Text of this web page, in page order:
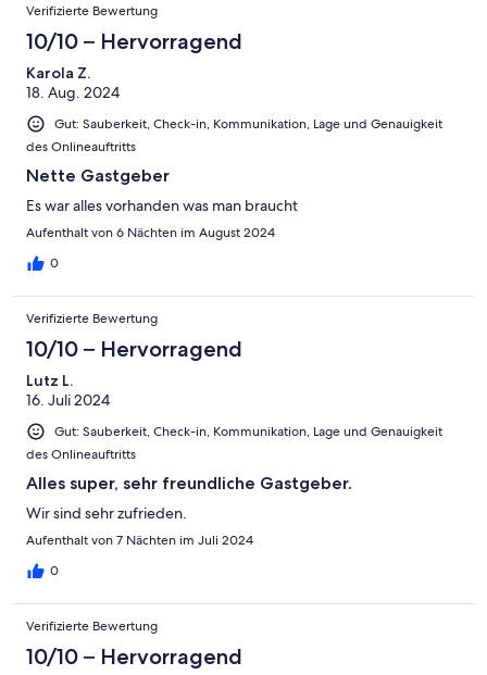
Verifizierte Bewertung
10/10 – Hervorragend
Karola Z.
18. Aug. 2024
Gut: Sauberkeit, Check-in, Kommunikation, Lage und Genauigkeit
des Onlineauftritts
Nette Gastgeber
Es war alles vorhanden was man braucht
Aufenthalt von 6 Nächten im August 2024
0
Verifizierte Bewertung
10/10 – Hervorragend
Lutz L.
16. Juli 2024
Gut: Sauberkeit, Check-in, Kommunikation, Lage und Genauigkeit
des Onlineauftritts
Alles super, sehr freundliche Gastgeber.
Wir sind sehr zufrieden.
Aufenthalt von 7 Nächten im Juli 2024
0
Verifizierte Bewertung
10/10 – Hervorragend